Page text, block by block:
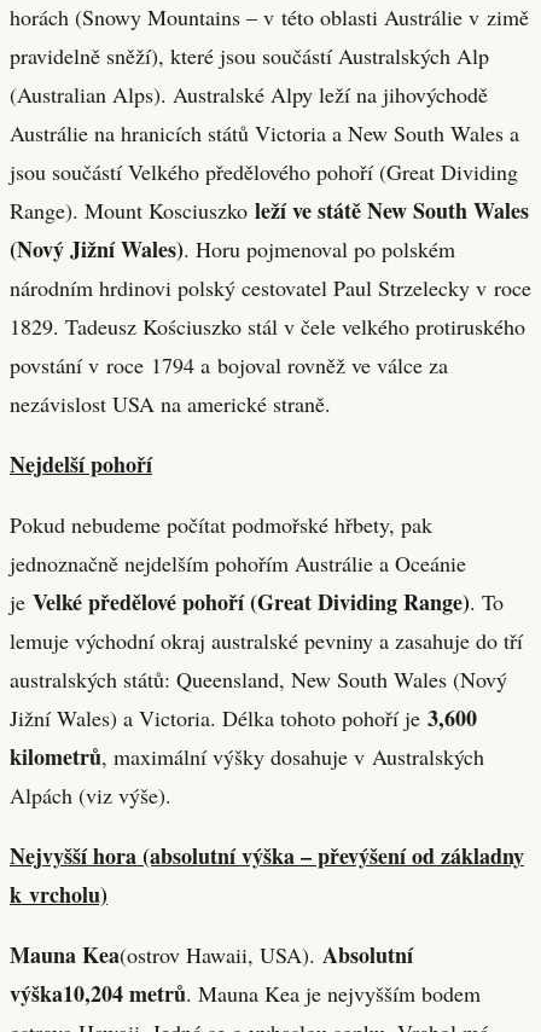
horách (Snowy Mountains – v této oblasti Austrálie v zimě
pravidelně sněží), které jsou součástí Australských Alp
(Australian Alps). Australské Alpy leží na jihovýchodě
Austrálie na hranicích států Victoria a New South Wales a
jsou součástí Velkého předělového pohoří (Great Dividing
Range). Mount Kosciuszko leží ve státě New South Wales
(Nový Jižní Wales). Horu pojmenoval po polském
národním hrdinovi polský cestovatel Paul Strzelecky v roce
1829. Tadeusz Kościuszko stál v čele velkého protiruského
povstání v roce 1794 a bojoval rovněž ve válce za
nezávislost USA na americké straně.
Nejdelší pohoří
Pokud nebudeme počítat podmořské hřbety, pak
jednoznačně nejdelším pohořím Austrálie a Oceánie
je Velké předělové pohoří (Great Dividing Range). To
lemuje východní okraj australské pevniny a zasahuje do tří
australských států: Queensland, New South Wales (Nový
Jižní Wales) a Victoria. Délka tohoto pohoří je 3,600
kilometrů, maximální výšky dosahuje v Australských
Alpách (viz výše).
Nejvyšší hora (absolutní výška – převýšení od základny
k vrcholu)
Mauna Kea(ostrov Hawaii, USA). Absolutní
výška10,204 metrů. Mauna Kea je nejvyšším bodem